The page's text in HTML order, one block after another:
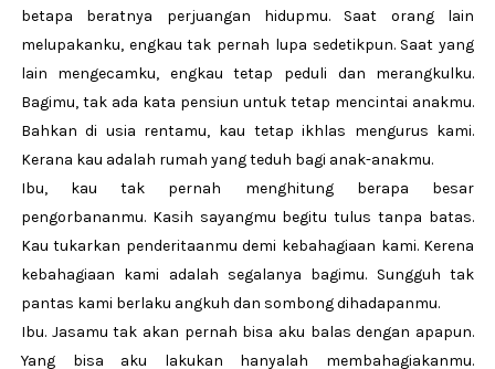
betapa beratnya perjuangan hidupmu. Saat orang lain
melupakanku, engkau tak pernah lupa sedetikpun. Saat yang
lain mengecamku, engkau tetap peduli dan merangkulku.
Bagimu, tak ada kata pensiun untuk tetap mencintai anakmu.
Bahkan di usia rentamu, kau tetap ikhlas mengurus kami.
Kerana kau adalah rumah yang teduh bagi anak-anakmu.
Ibu, kau tak pernah menghitung berapa besar
pengorbananmu. Kasih sayangmu begitu tulus tanpa batas.
Kau tukarkan penderitaanmu demi kebahagiaan kami. Kerena
kebahagiaan kami adalah segalanya bagimu. Sungguh tak
pantas kami berlaku angkuh dan sombong dihadapanmu.
Ibu. Jasamu tak akan pernah bisa aku balas dengan apapun.
Yang bisa aku lakukan hanyalah membahagiakanmu.